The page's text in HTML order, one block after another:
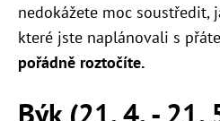
nedokážete moc soustředit,
které jste naplánovali s
pořádně roztočíte.